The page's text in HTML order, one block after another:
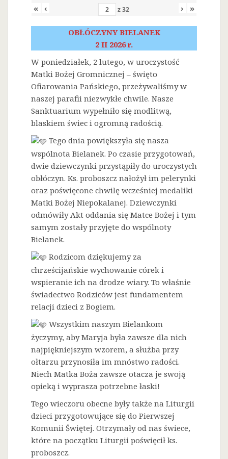
« ‹ z32 › »
OBŁÓCZYNY BIELANEK
2 II 2026 r.
W poniedziałek, 2 lutego, w uroczystość
Matki Bożej Gromnicznej – święto
Ofiarowania Pańskiego, przeżywaliśmy w
naszej parafii niezwykłe chwile. Nasze
Sanktuarium wypełniło się modlitwą,
blaskiem świec i ogromną radością.
Tego dnia powiększyła się nasza
wspólnota Bielanek. Po czasie przygotowań,
dwie dziewczynki przystąpiły do uroczystych
obłóczyn. Ks. proboszcz nałożył im pelerynki
oraz poświęcone chwilę wcześniej medaliki
Matki Bożej Niepokalanej. Dziewczynki
odmówiły Akt oddania się Matce Bożej i tym
samym zostały przyjęte do wspólnoty
Bielanek.
Rodzicom dziękujemy za
chrześcijańskie wychowanie córek i
wspieranie ich na drodze wiary. To właśnie
świadectwo Rodziców jest fundamentem
relacji dzieci z Bogiem.
Wszystkim naszym Bielankom
życzymy, aby Maryja była zawsze dla nich
najpiękniejszym wzorem, a służba przy
ołtarzu przynosiła im mnóstwo radości.
Niech Matka Boża zawsze otacza je swoją
opieką i wyprasza potrzebne łaski!
Tego wieczoru obecne były także na Liturgii
dzieci przygotowujące się do Pierwszej
Komunii Świętej. Otrzymały od nas świece,
które na początku Liturgii poświęcił ks.
proboszcz.